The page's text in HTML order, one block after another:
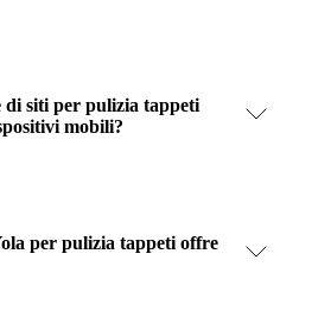
di siti per pulizia tappeti
mobili?
per pulizia tappeti offre